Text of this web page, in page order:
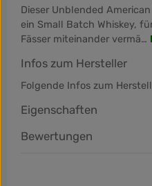
Dieser Unblended
ein Small Batch Whiskey,
Fässer miteinander vermä…
Infos zum Hersteller
Folgende Infos zum
Eigenschaften
Bewertungen